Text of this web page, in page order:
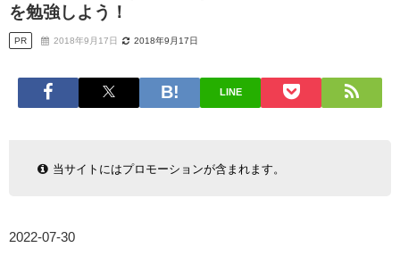
を勉強しよう！
PR 2018年9月17日 2018年9月17日
LINE
当サイトにはプロモーションが含まれます。
2022-07-30